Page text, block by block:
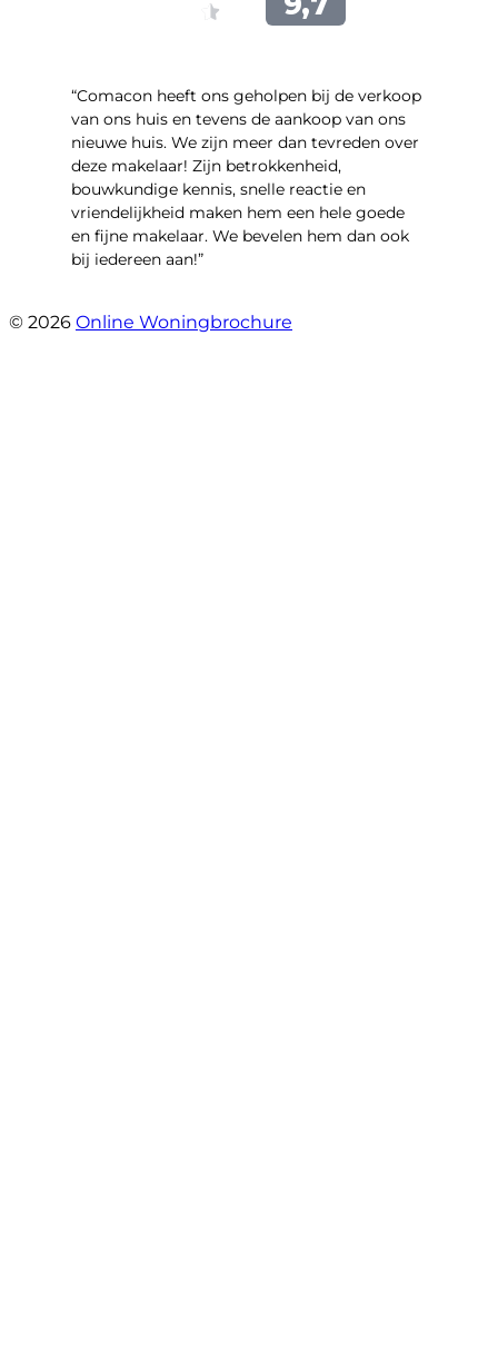
“Comacon heeft ons geholpen bij de verkoop
van ons huis en tevens de aankoop van ons
nieuwe huis. We zijn meer dan tevreden over
deze makelaar! Zijn betrokkenheid,
bouwkundige kennis, snelle reactie en
vriendelijkheid maken hem een hele goede
en fijne makelaar. We bevelen hem dan ook
bij iedereen aan!”
© 2026 Online Woningbrochure